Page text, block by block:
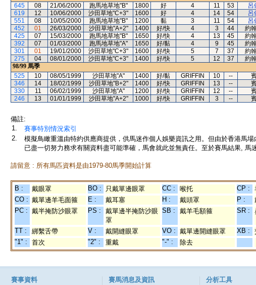
645
08 21/06/2000 跑馬地草地"B" 1800 好 4 11 53 呂
619
12 10/06/2000 沙田草地"C+3" 1600 好 4 14 54 呂
551
08 10/05/2000 跑馬地草地"B" 1200 黏 3 11 54 呂
452
01 26/03/2000 沙田草地"A+2" 1400 好/快 4 3 44 約
425
07 15/03/2000 跑馬地草地"B" 1650 好/快 4 13 45 約
392
07 01/03/2000 跑馬地草地"A" 1650 好/黏 4 9 45 約
301
01 19/01/2000 沙田草地"C+3" 1600 好/快 5 7 37 約
275
04 08/01/2000 沙田草地"C+3" 1400 好/快 5 12 37 約
98/99 馬季
525
10 08/05/1999 沙田草地"A" 1400 好/黏 GRIFFIN 10 --
346
14 18/02/1999 沙田草地"B+2" 1400 好/快 GRIFFIN 13 --
330
11 06/02/1999 沙田草地"A" 1200 好/快 GRIFFIN 12 --
246
13 01/01/1999 沙田草地"A+2" 1000 好/快 GRIFFIN 3 --
備註:
1.
賽事特別情況索引
2.
模擬鳥瞰重溫由特約供應商提供，供馬迷作個人娛樂資訊之用。但由於香港馬
已盡一切努力務求有關資料盡可能準確，馬會就此並無責任。至於賽馬結果, 馬
請留意 : 所有馬匹資料是由1979-80馬季開始計算
B : 戴眼罩 BO : 只戴單邊眼罩 CC : 喉托 CP :
CO : 戴單邊羊毛面箍 E : 戴耳塞 H : 戴頭罩 P :
PC : 戴半掩防沙眼罩 PS :
戴單邊半掩防沙眼
罩
SB : 戴羊毛額箍 SR :
TT : 綁繫舌帶 V : 戴開縫眼罩 VO : 戴單邊開縫眼罩 XB :
"1" :
首次 "2" : 重戴 "-" : 除去
賽事資料 賽馬消息及資訊 分析工具